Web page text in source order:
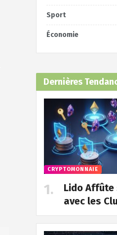
Sport
Économie
Dernières
CRYPTOMONNAIE
Lido Affûte
avec les